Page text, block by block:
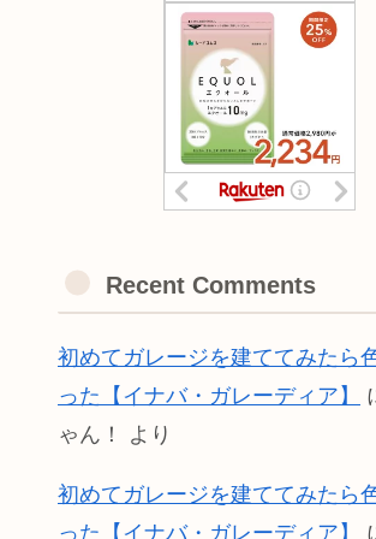
Recent Comments
初めてガレージを建ててみたら
った【イナバ・ガレーディア】
ゃん！
より
初めてガレージを建ててみたら
った【イナバ・ガレーディア】